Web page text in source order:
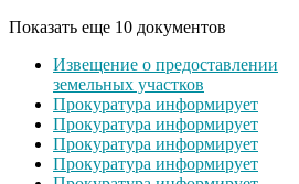
Показать еще 10 документов
Извещение о предоставлении
земельных участков
Прокуратура информирует
Прокуратура информирует
Прокуратура информирует
Прокуратура информирует